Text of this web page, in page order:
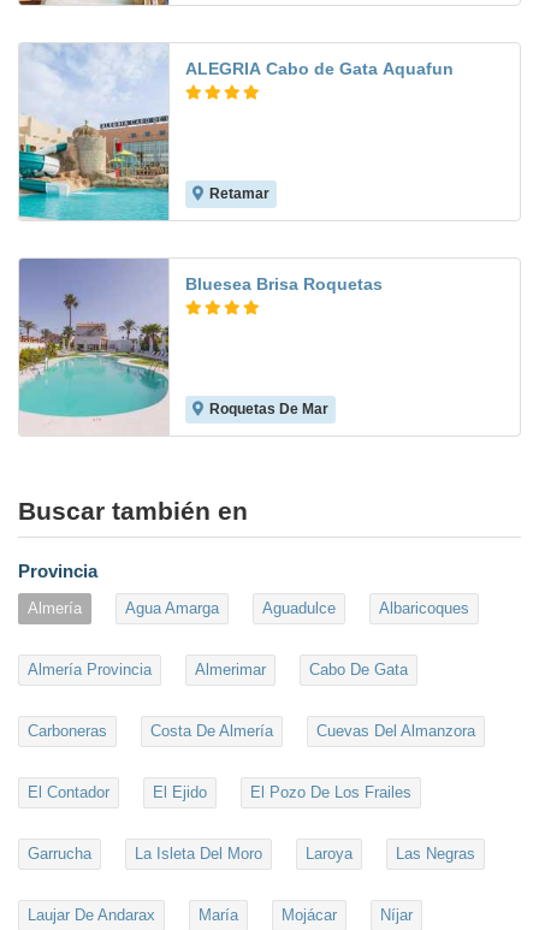
ALEGRIA Cabo de Gata Aquafun
Retamar
Bluesea Brisa Roquetas
Roquetas De Mar
Buscar también en
Provincia
Almería Agua Amarga Aguadulce Albaricoques
Almería Provincia Almerimar Cabo De Gata
Carboneras Costa De Almería Cuevas Del Almanzora
El Contador El Ejido El Pozo De Los Frailes
Garrucha La Isleta Del Moro Laroya Las Negras
Laujar De Andarax María Mojácar Níjar